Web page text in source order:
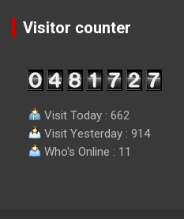
Visitor counter
Visit Today : 662
Visit Yesterday : 914
Who's Online : 11